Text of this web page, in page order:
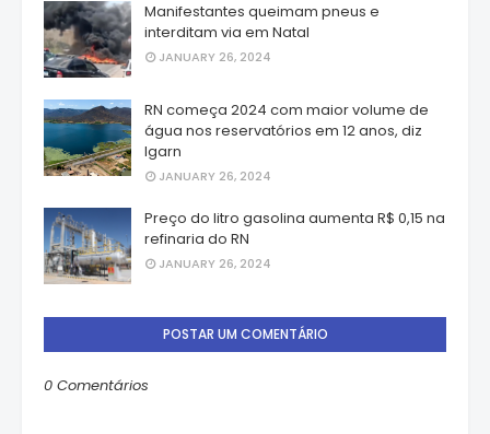
Manifestantes queimam pneus e
interditam via em Natal
JANUARY 26, 2024
RN começa 2024 com maior volume de
água nos reservatórios em 12 anos, diz
Igarn
JANUARY 26, 2024
Preço do litro gasolina aumenta R$ 0,15 na
refinaria do RN
JANUARY 26, 2024
POSTAR UM COMENTÁRIO
0 Comentários